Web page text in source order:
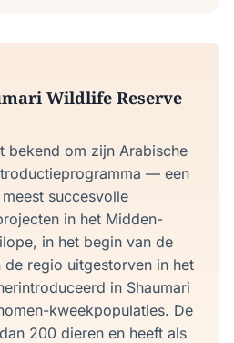
Wildlife Reserve
bekend om zijn Arabische
— een
succesvolle
in het Midden-
in het begin van de
de regio uitgestorven in het
in Shaumari
kweekpopulaties. De
200 dieren en heeft als